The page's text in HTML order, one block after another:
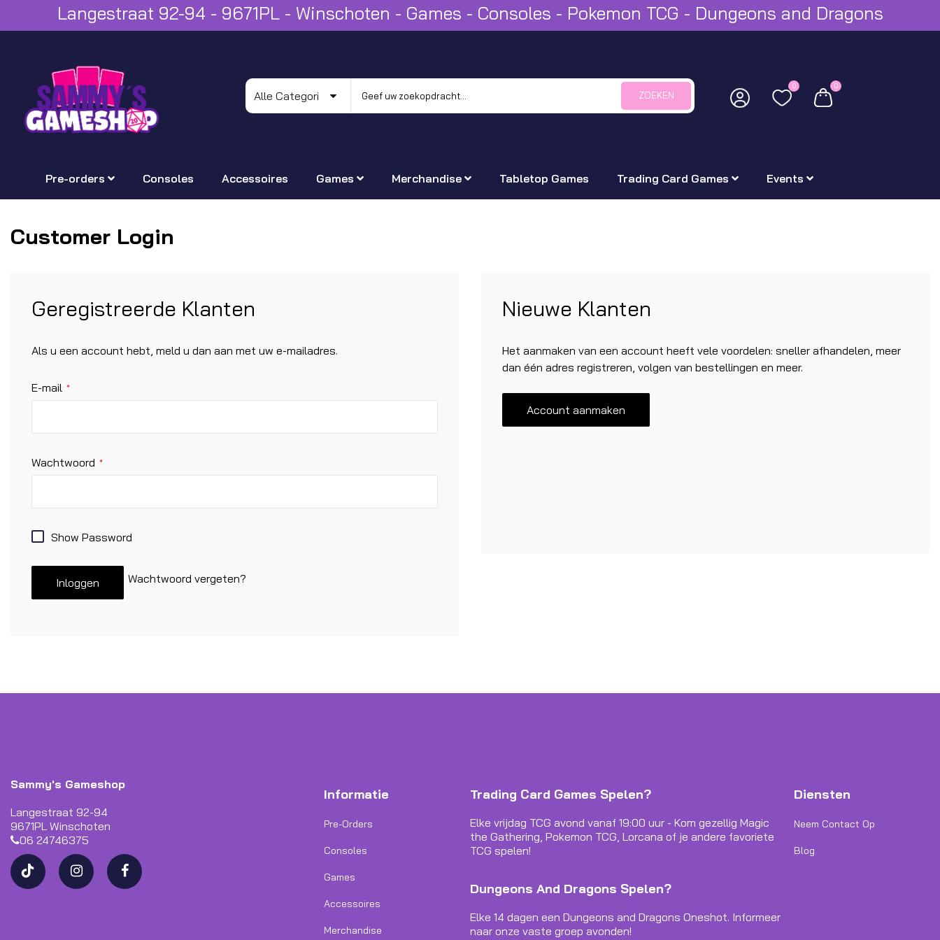
Langestraat 92-94 - 9671PL - Winschoten - Games - Consoles - Pokemon TCG - Dungeons and Dragons
ZOEKEN
0 0
Pre-orders Consoles Accessoires Games Merchandise Tabletop Games Trading Card Games Events
Customer Login
Geregistreerde Klanten
Als u een account hebt, meld u dan aan met uw e-mailadres.
E-mail
Wachtwoord
Show Password
Inloggen Wachtwoord vergeten?
Nieuwe Klanten
Het aanmaken van een account heeft vele voordelen: sneller afhandelen, meer
dan één adres registreren, volgen van bestellingen en meer.
Account aanmaken
Sammy's Gameshop
Langestraat 92-94
9671PL Winschoten
06 24746375
Informatie
Pre-Orders
Consoles
Games
Accessoires
Merchandise
Trading Card Games Spelen?
Elke vrijdag TCG avond vanaf 19:00 uur - Kom gezellig Magic
the Gathering, Pokemon TCG, Lorcana of je andere favoriete
TCG spelen!
Dungeons And Dragons Spelen?
Elke 14 dagen een Dungeons and Dragons Oneshot. Informeer
naar onze vaste groep avonden!
Diensten
Neem Contact Op
Blog